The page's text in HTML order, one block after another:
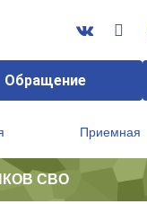
Обращение
Приемная
СВО